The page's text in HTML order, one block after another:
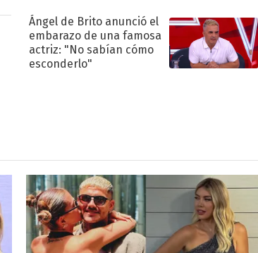
Ángel de Brito anunció el
embarazo de una famosa
actriz: "No sabían cómo
esconderlo"